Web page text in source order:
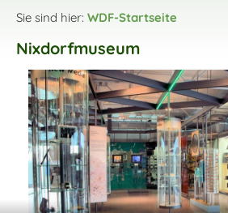
Sie sind hier: WDF-Startseite
Nixdorfmuseum